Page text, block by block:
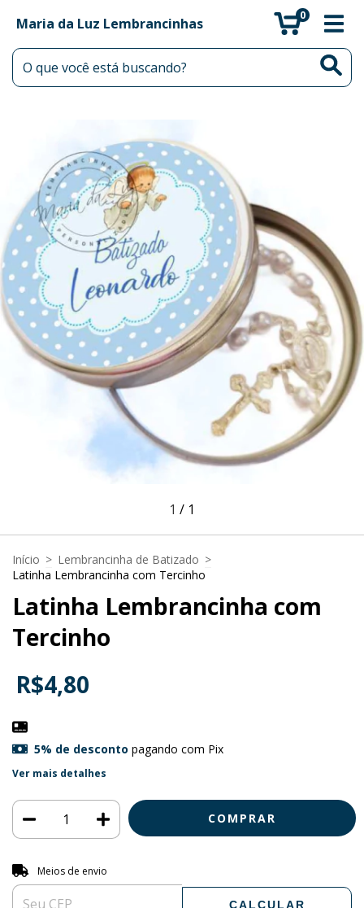
Maria da Luz Lembrancinhas 0
1 / 1
Início > Lembrancinha de Batizado >
Latinha Lembrancinha com Tercinho
Latinha Lembrancinha com
Tercinho
R$4,80
5% de desconto pagando com Pix
Ver mais detalhes
Entregas para o CEP:
Meios de envio
CALCULAR